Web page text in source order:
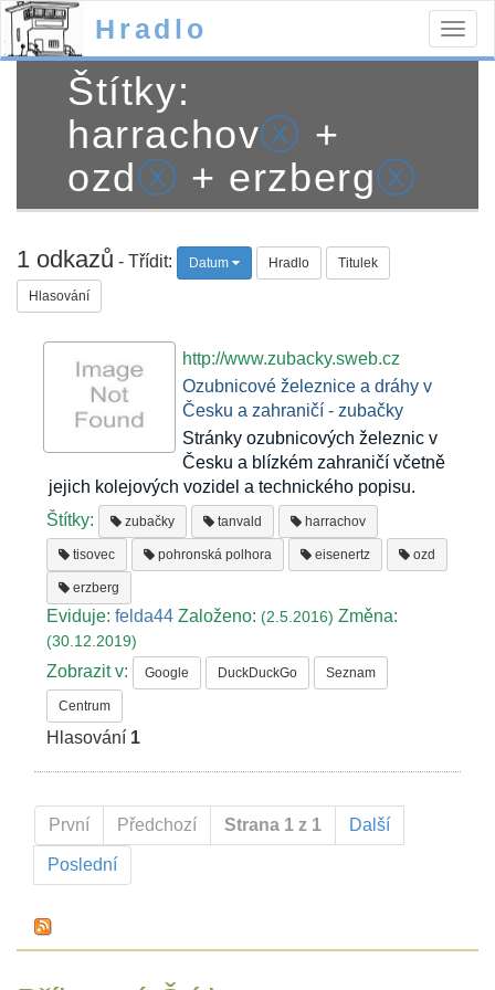
Hradlo
Štítky:
harrachovⓧ +
ozdⓧ + erzbergⓧ
1 odkazů - Třídit: Datum Hradlo Titulek
Hlasování
http://www.zubacky.sweb.cz
Ozubnicové železnice a dráhy v
Česku a zahraničí - zubačky
Stránky ozubnicových železnic v
Česku a blízkém zahraničí včetně
jejich kolejových vozidel a technického popisu.
Štítky:
zubačky tanvald harrachov
tisovec pohronská polhora eisenertz ozd
erzberg
Eviduje:felda44 Založeno:(2.5.2016)Změna:
(30.12.2019)
Zobrazit v: Google DuckDuckGo Seznam
Centrum
Hlasování 1
První Předchozí Strana 1 z 1 Další
Poslední